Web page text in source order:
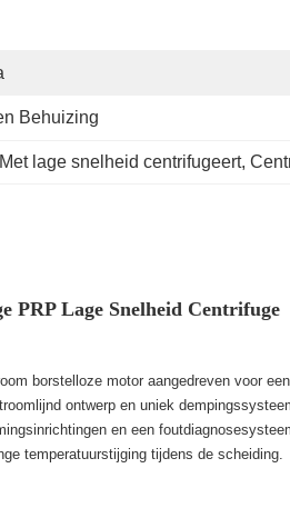
Behuizing
lage snelheid centrifugeert,
PRP Lage Snelheid Centrifuge
borstelloze motor aangedreven voor
ontwerp en uniek
en een
temperatuurstijging tijdens de scheiding.